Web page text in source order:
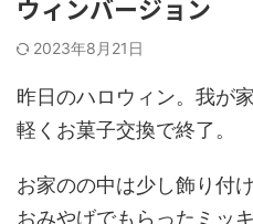
ウィンバージョン
2023年8月21日
昨日のハロウィン。我が
軽くお菓子交換で終了。
お家のの中は少し飾り付
おみやげでもらったミッ